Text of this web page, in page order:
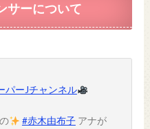
サーについて
パーJチャンネル
#赤木由布子アナが